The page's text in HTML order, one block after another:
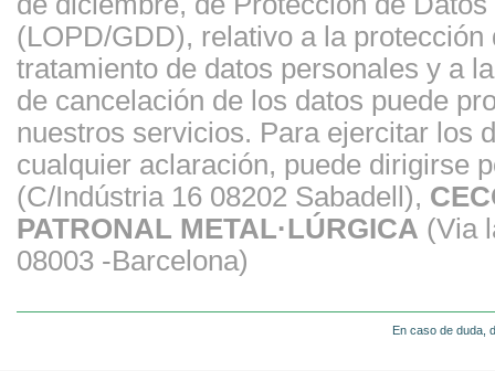
(LOPD/GDD), relativo a la
tratamiento de datos personales y a
de cancelación de los datos puede
nuestros servicios. Para ejercitar los
cualquier aclaración, puede dirigirse
(C/Indústria 16 08202 Sabadell),
PATRONAL METAL·LÚRGICA (Via
08003 -Barcelona)
En caso de duda,